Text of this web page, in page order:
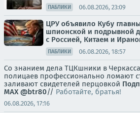
ПАБЛИКИ 06.08.2026, 23:09
ЦРУ объявило Кубу
шпионской и подрывной
с Россией, Китаем и
ПАБЛИКИ 06.08.2026, 18:57
Со знанием дела ТЦКшники в
полицаев профессионально ломают
заливают свидетелей перцовкой
MAX @btr80// Работайте, братья!
06.08.2026, 17:16